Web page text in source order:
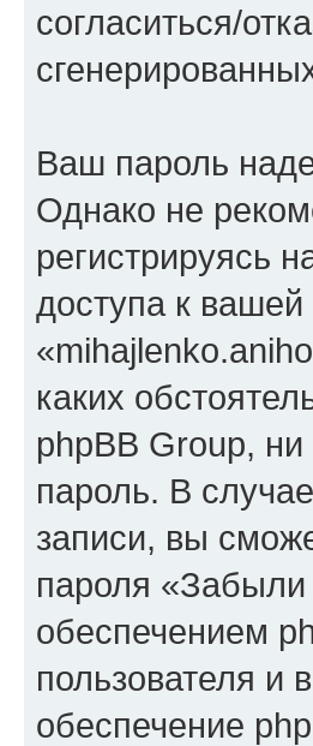
согласиться/
Ваш пароль
Однако не
регистрируясь
доступа к
каких
phpBB Group,
пароль. В
записи, вы
пароля
обеспечением
пользователя и
обеспечение